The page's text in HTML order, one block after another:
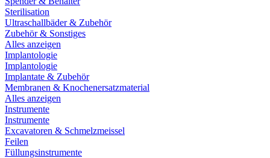
Sterilisation
Ultraschallbäder & Zubehör
Zubehör & Sonstiges
Alles anzeigen
Implantologie
Implantologie
Implantate & Zubehör
Membranen & Knochenersatzmaterial
Alles anzeigen
Instrumente
Instrumente
Excavatoren & Schmelzmeissel
Feilen
Füllungsinstrumente